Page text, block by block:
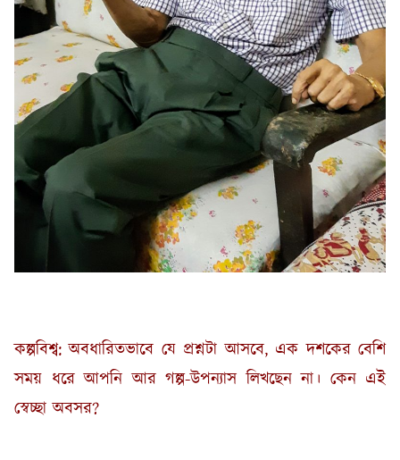
কল্পবিশ্ব: অবধারিতভাবে যে প্রশ্নটা আসবে, এক দশকের বেশি
সময় ধরে আপনি আর গল্প-উপন্যাস লিখছেন না। কেন এই
স্বেচ্ছা অবসর?